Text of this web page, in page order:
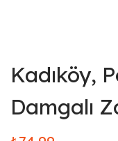
Kadıköy,
Damgalı